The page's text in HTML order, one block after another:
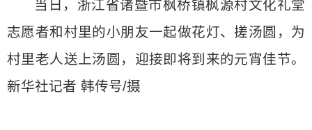
当日，浙江省诸暨市枫桥镇枫源村文化礼堂
志愿者和村里的小朋友一起做花灯、搓汤圆，为
村里老人送上汤圆，迎接即将到来的元宵佳节。
新华社记者 韩传号/摄